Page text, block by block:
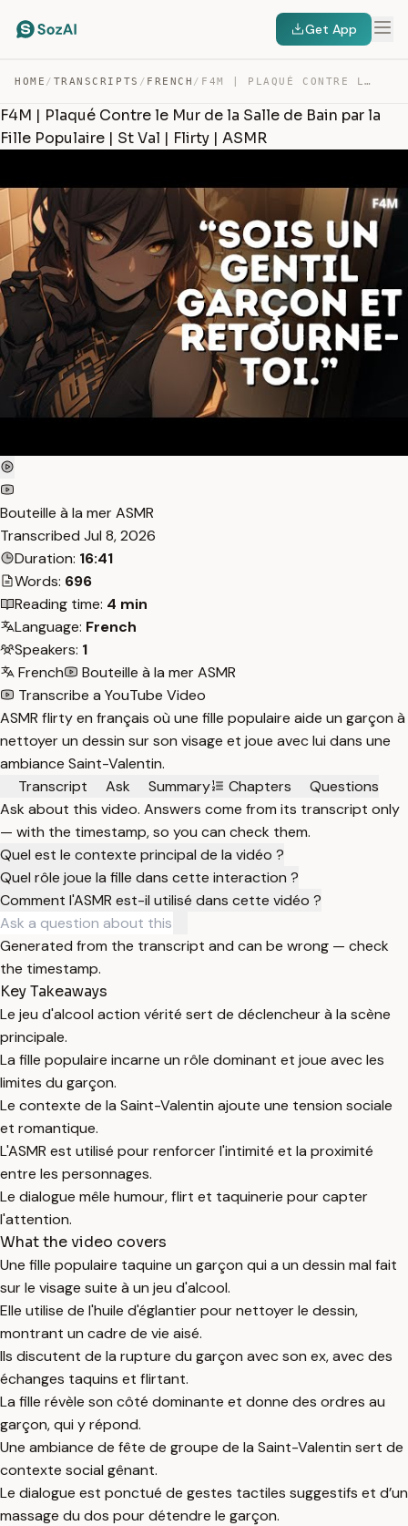
Get App
HOME / TRANSCRIPTS / FRENCH / F4M | PLAQUÉ CONTRE LE MUR DE LA SALLE DE BAIN PAR LA F… — TRANSCRIPT
F4M | Plaqué Contre le Mur de la Salle de Bain par la
Fille Populaire | St Val | Flirty | ASMR
Bouteille à la mer ASMR
Transcribed Jul 8, 2026
Duration: 16:41
Words: 696
Reading time: 4 min
Language: French
Speakers: 1
French
Bouteille à la mer ASMR
Transcribe a YouTube Video
ASMR flirty en français où une fille populaire aide un garçon à
nettoyer un dessin sur son visage et joue avec lui dans une
ambiance Saint-Valentin.
Transcript
Ask Summary Chapters
Questions
Ask about this video. Answers come from its transcript only
— with the timestamp, so you can check them.
Quel est le contexte principal de la vidéo ?
Quel rôle joue la fille dans cette interaction ?
Comment l'ASMR est-il utilisé dans cette vidéo ?
Generated from the transcript and can be wrong — check
the timestamp.
Key Takeaways
Le jeu d'alcool action vérité sert de déclencheur à la scène
principale.
La fille populaire incarne un rôle dominant et joue avec les
limites du garçon.
Le contexte de la Saint-Valentin ajoute une tension sociale
et romantique.
L'ASMR est utilisé pour renforcer l'intimité et la proximité
entre les personnages.
Le dialogue mêle humour, flirt et taquinerie pour capter
l'attention.
What the video covers
Une fille populaire taquine un garçon qui a un dessin mal fait
sur le visage suite à un jeu d'alcool.
Elle utilise de l'huile d'églantier pour nettoyer le dessin,
montrant un cadre de vie aisé.
Ils discutent de la rupture du garçon avec son ex, avec des
échanges taquins et flirtant.
La fille révèle son côté dominante et donne des ordres au
garçon, qui y répond.
Une ambiance de fête de groupe de la Saint-Valentin sert de
contexte social gênant.
Le dialogue est ponctué de gestes tactiles suggestifs et d’un
massage du dos pour détendre le garçon.